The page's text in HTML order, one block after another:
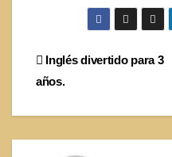
Navegación
Inglés divertido para 3
años.